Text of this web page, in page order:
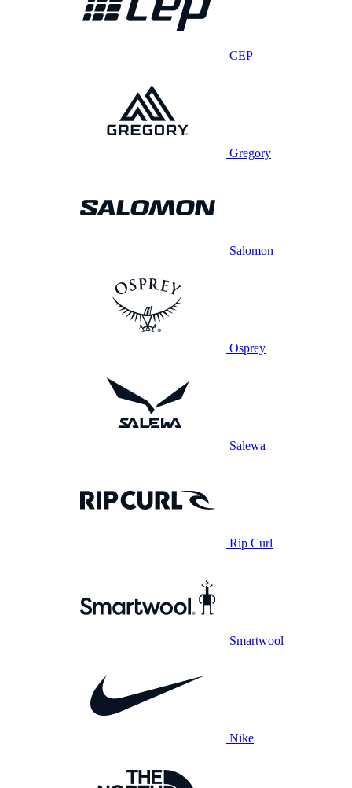
CEP
Gregory
Salomon
Osprey
Salewa
Rip Curl
Smartwool
Nike